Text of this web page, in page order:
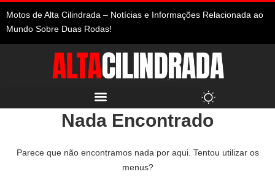
Motos de Alta Cilindrada – Notícias e Informações Relacionada ao
Mundo Sobre Duas Rodas!
Nada Encontrado
Parece que não encontramos nada por aqui. Tentou utilizar os
menus?